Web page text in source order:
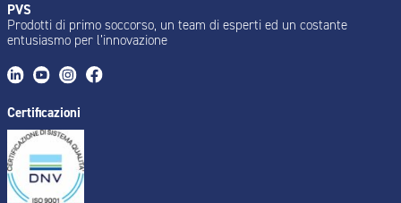
PVS
Prodotti di primo soccorso, un team di esperti ed un costante
entusiasmo per l’innovazione
Certificazioni